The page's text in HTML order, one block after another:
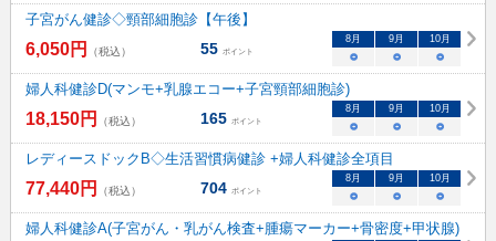
子宮がん健診◇頸部細胞診【午後】
6,050円 （税込） 55 ポイント
8月 9月 10月
○ ○ ○
婦人科健診D(マンモ+乳腺エコー+子宮頸部細胞診)
18,150円 （税込） 165 ポイント
8月 9月 10月
○ ○ ○
レディースドックB◇生活習慣病健診 +婦人科健診全項目
77,440円 （税込） 704 ポイント
8月 9月 10月
○ ○ ○
婦人科健診A(子宮がん・乳がん検査+腫瘍マーカー+骨密度+甲状腺)